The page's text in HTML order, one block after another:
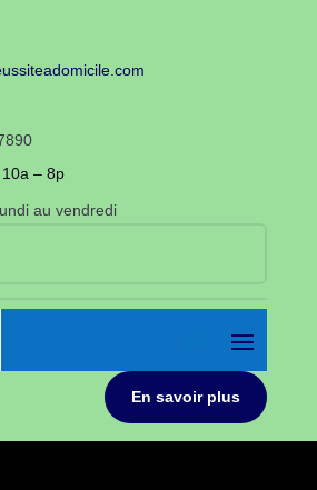
– 8p
au vendredi
En savoir plus